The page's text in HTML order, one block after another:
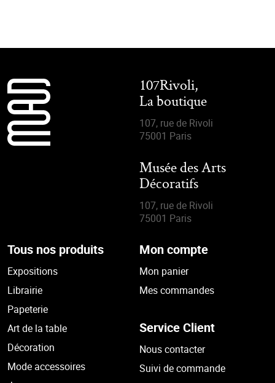
107Rivoli,
La boutique
107, rue de Rivoli
75001 Paris
Musée des Arts
Décoratifs
107, rue de Rivoli
75001 Paris
Tous nos produits
Expositions
Librairie
Papeterie
Art de la table
Décoration
Mode accessoires
Mon compte
Mon panier
Mes commandes
Service Client
Nous contacter
Suivi de commande